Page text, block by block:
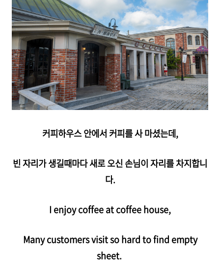
커피하우스 안에서 커피를 사 마셨는데,
빈 자리가 생길때마다 새로 오신 손님이 자리를 차지합니
다.
I enjoy coffee at coffee house,
Many customers visit so hard to find empty
sheet.